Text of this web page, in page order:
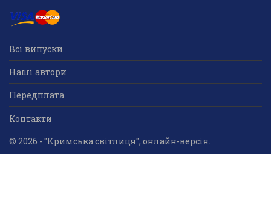
Всі випуски
Наші автори
Передплата
Контакти
© 2026 - "Кримська світлиця", онлайн-версія.